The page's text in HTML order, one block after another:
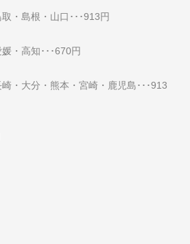
・島根・山口･･･913円
・高知･･･670円
崎・大分・熊本・宮崎・鹿児島･･･913